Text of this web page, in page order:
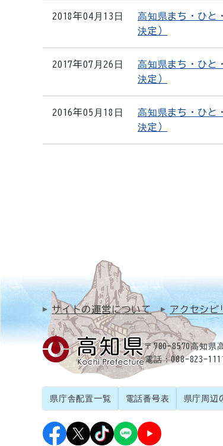
2018年04月13日
高知県まち・ひと
決定）
2017年07月26日
高知県まち・ひと
決定）
2016年05月18日
高知県まち・ひと
決定）
サイトの運営について アクセシビ
〒780-8570高知県
電話：088-823-
県庁舎配置一覧 電話番号表 県庁周辺